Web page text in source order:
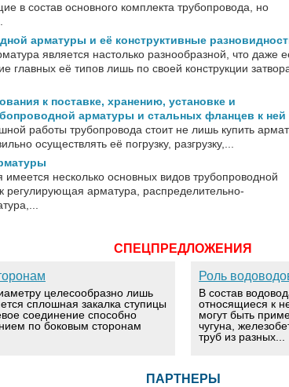
в состав основного комплекта трубопровода, но
арматуры и её конструктивные
является настолько разнообразной, что даже
главных её типов лишь по своей конструкции
к поставке, хранению, установке и
арматуры и стальных фланцев к ней
работы трубопровода стоит не лишь купить
осуществлять её погрузку, разгрузку,...
несколько основных видов трубопроводной
регулирующая арматура, распределительно-
СПЕЦПРЕДЛОЖЕНИЯ
целесообразно лишь
сплошная закалка ступицы
соединение способно
по боковым сторонам
Роль
В состав
относящиеся к
могут быть
чугуна,
труб из разных...
ПАРТНЕРЫ